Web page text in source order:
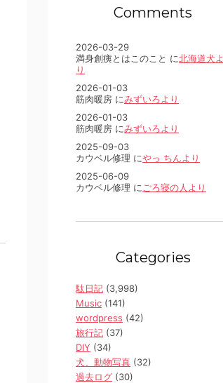
Comments
2026-03-29
満身創痍とはこのこと に北海道犬よ
り
2026-01-03
筋肉暖房 にみずいろより
2026-01-03
筋肉暖房 にみずいろより
2025-09-03
カウベル修理 にやっ ちんより
2025-06-09
カウベル修理 に ごろ寝の人より
Categories
駄日記 (3,998)
Music (141)
wordpress (42)
旅行記 (37)
DIY (34)
犬、動物写真 (32)
過去ログ (30)